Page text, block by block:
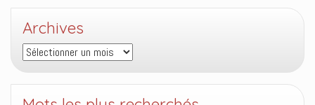
Archives
Archives